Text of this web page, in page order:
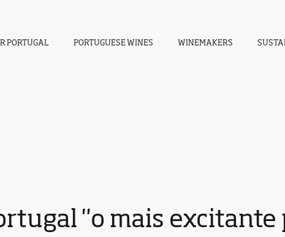
"o mais
PORTUGAL PORTUGUESE WINES WINEMAKERS